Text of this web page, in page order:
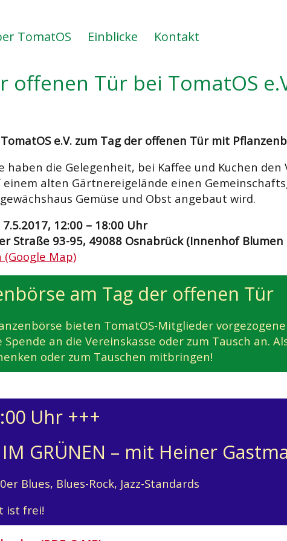
TomatOS Einblicke Kontakt
offenen Tür bei TomatOS
e.V. zum Tag der offenen Tür mit
haben die Gelegenheit, bei Kaffee und Kuchen
alten Gärtnereigelände einen
Gemüse und Obst angebaut wird.
12:00 – 18:00 Uhr
Straße 93-95, 49088 Osnabrück (Innenhof Blumen
(Google Map)
am Tag der offenen Tür
bieten TomatOS-Mitglieder
Spende an die Vereinskasse oder zum Tausch an.
oder zum Tauschen mitbringen!
Uhr +++
IM GRÜNEN – mit Heiner
Blues, Blues-Rock, Jazz-Standards
ist frei!